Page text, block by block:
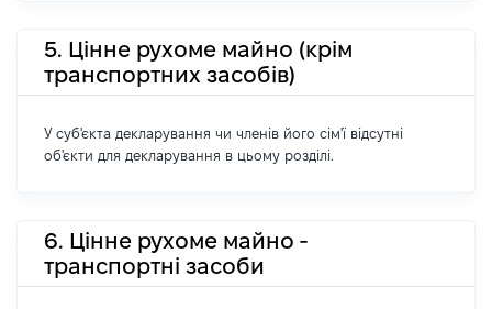
5. Цінне рухоме майно (крім
транспортних засобів)
У суб'єкта декларування чи членів його сім'ї відсутні
об'єкти для декларування в цьому розділі.
6. Цінне рухоме майно -
транспортні засоби